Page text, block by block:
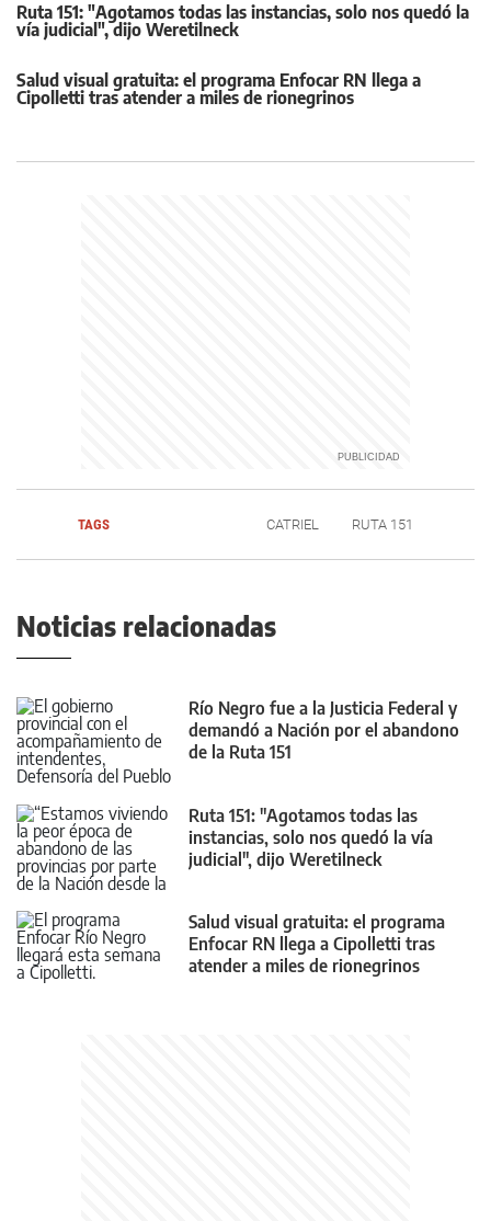
Ruta 151: "Agotamos todas las instancias, solo nos quedó la
vía judicial", dijo Weretilneck
Salud visual gratuita: el programa Enfocar RN llega a
Cipolletti tras atender a miles de rionegrinos
TAGS CATRIEL RUTA 151
Noticias relacionadas
Río Negro fue a la Justicia Federal y
demandó a Nación por el abandono
de la Ruta 151
Ruta 151: "Agotamos todas las
instancias, solo nos quedó la vía
judicial", dijo Weretilneck
Salud visual gratuita: el programa
Enfocar RN llega a Cipolletti tras
atender a miles de rionegrinos